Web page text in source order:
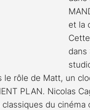
et la
dans
rôle de Matt, un
PLAN. Nicolas
du cinéma